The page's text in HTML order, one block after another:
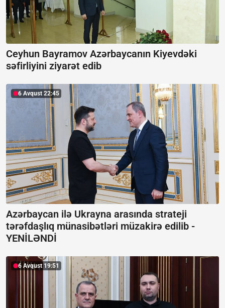
Ceyhun Bayramov Azərbaycanın Kiyevdəki
səfirliyini ziyarət edib
6 Avqust 22:45
Azərbaycan ilə Ukrayna arasında strateji
tərəfdaşlıq münasibətləri müzakirə edilib -
YENİLƏNDİ
6 Avqust 19:51